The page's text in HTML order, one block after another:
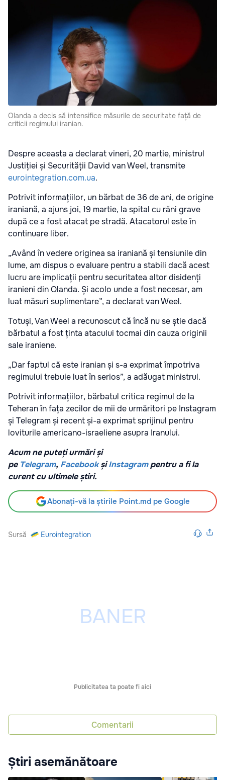
Olanda a decis să intensifice măsurile de securitate față de
criticii regimului iranian.
Despre aceasta a declarat vineri, 20 martie, ministrul
Justiției și Securității David van Weel, transmite
eurointegration.com.ua.
Potrivit informațiilor, un bărbat de 36 de ani, de origine
iraniană, a ajuns joi, 19 martie, la spital cu răni grave
după ce a fost atacat pe stradă. Atacatorul este în
continuare liber.
„Având în vedere originea sa iraniană și tensiunile din
lume, am dispus o evaluare pentru a stabili dacă acest
lucru are implicații pentru securitatea altor disidenți
iranieni din Olanda. Și acolo unde a fost necesar, am
luat măsuri suplimentare”, a declarat van Weel.
Totuși, Van Weel a recunoscut că încă nu se știe dacă
bărbatul a fost ținta atacului tocmai din cauza originii
sale iraniene.
„Dar faptul că este iranian și s-a exprimat împotriva
regimului trebuie luat în serios”, a adăugat ministrul.
Potrivit informațiilor, bărbatul critica regimul de la
Teheran în fața zecilor de mii de urmăritori pe Instagram
și Telegram și recent și-a exprimat sprijinul pentru
loviturile americano-israeliene asupra Iranului.
Acum ne puteți urmări și
pe Telegram, Facebook șiInstagrampentru a fi la
curent cu ultimele știri.
Abonați-vă la știrile Point.md pe Google
Sursă Eurointegration
Publicitatea ta poate fi aici
Comentarii
Știri asemănătoare